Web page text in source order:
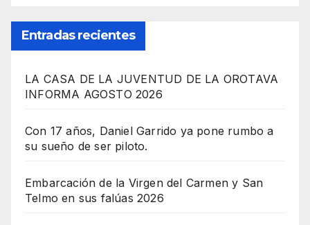
Entradas recientes
LA CASA DE LA JUVENTUD DE LA OROTAVA
INFORMA AGOSTO 2026
Con 17 años, Daniel Garrido ya pone rumbo a
su sueño de ser piloto.
Embarcación de la Virgen del Carmen y San
Telmo en sus falúas 2026